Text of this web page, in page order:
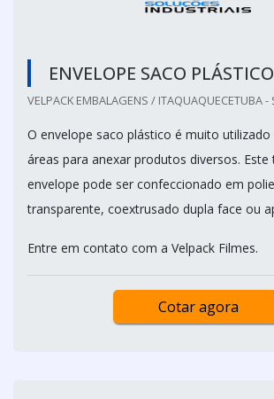
ENVELOPE SACO PLÁSTICO
VELPACK EMBALAGENS / ITAQUAQUECETUBA -
O envelope saco plástico é muito utilizado
áreas para anexar produtos diversos. Este
envelope pode ser confeccionado em
transparente, coextrusado dupla face ou
Entre em contato com a Velpack Filmes.
Cotar agora